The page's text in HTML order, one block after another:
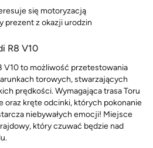
się motoryzacją
prezent z okazji urodzin
R8 V10
V10 to możliwość przetestowania
torowych, stwarzających
prędkości. Wymagająca trasa Toru
oraz kręte odcinki, których pokonanie
niebywałych emocji! Miejsce
który czuwać będzie nad